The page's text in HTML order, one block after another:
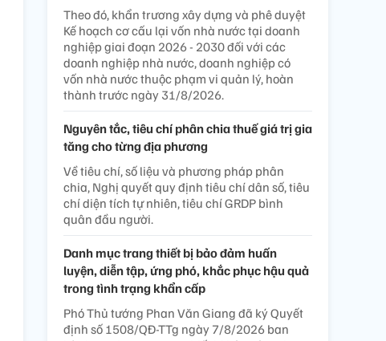
Theo đó, khẩn trương xây dựng và phê duyệt
Kế hoạch cơ cấu lại vốn nhà nước tại doanh
nghiệp giai đoạn 2026 - 2030 đối với các
doanh nghiệp nhà nước, doanh nghiệp có
vốn nhà nước thuộc phạm vi quản lý, hoàn
thành trước ngày 31/8/2026.
Nguyên tắc, tiêu chí phân chia thuế giá trị gia
tăng cho từng địa phương
Về tiêu chí, số liệu và phương pháp phân
chia, Nghị quyết quy định tiêu chí dân số, tiêu
chí diện tích tự nhiên, tiêu chí GRDP bình
quân đầu người.
Danh mục trang thiết bị bảo đảm huấn
luyện, diễn tập, ứng phó, khắc phục hậu quả
trong tình trạng khẩn cấp
Phó Thủ tướng Phan Văn Giang đã ký Quyết
định số 1508/QĐ-TTg ngày 7/8/2026 ban